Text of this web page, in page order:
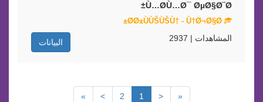
Ù…Ø­Ù…Ø¯ ØµØ§Ø¨Ø±
البيانات المشاهدات | 2937
«
<
1
2
>
»